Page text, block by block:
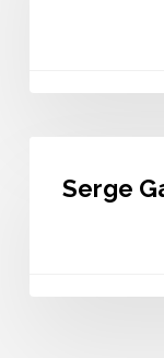
Serge